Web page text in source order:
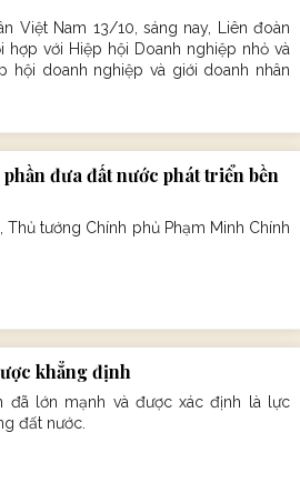
Việt Nam 13/10, sáng nay, Liên đoàn
với Hiệp hội Doanh nghiệp nhỏ và
hội doanh nghiệp và giới doanh nhân
đưa đất nước phát triển bền
Thủ tướng Chính phủ Phạm Minh Chính
khẳng định
đã lớn mạnh và được xác định là lực
đất nước.